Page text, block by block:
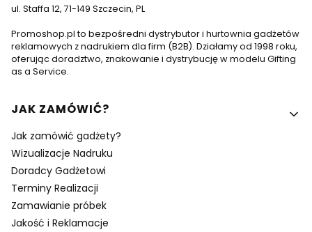
ul. Staffa 12, 71-149 Szczecin, PL
Promoshop.pl to bezpośredni dystrybutor i hurtownia gadżetów
reklamowych z nadrukiem dla firm (B2B). Działamy od 1998 roku,
oferując doradztwo, znakowanie i dystrybucję w modelu Gifting
as a Service.
Linki w stopce
JAK ZAMÓWIĆ?
Jak zamówić gadżety?
Wizualizacje Nadruku
Doradcy Gadżetowi
Terminy Realizacji
Zamawianie próbek
Jakość i Reklamacje